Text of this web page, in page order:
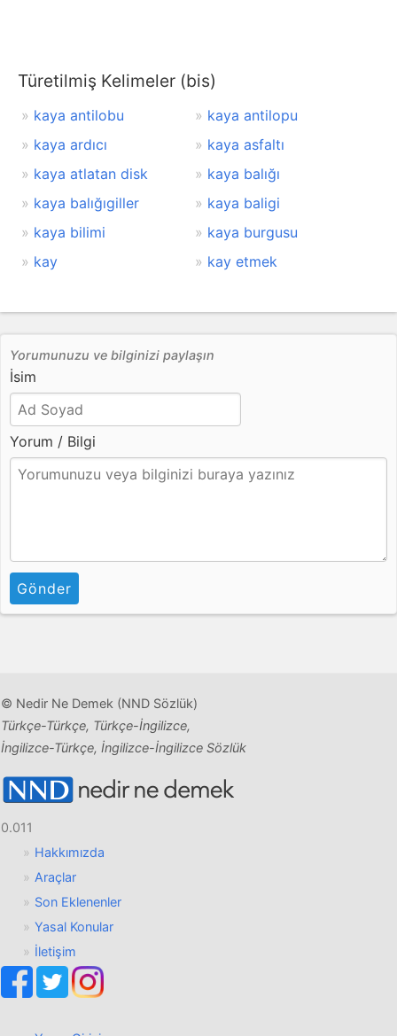
Türetilmiş Kelimeler (bis)
kaya antilobu
kaya antilopu
kaya ardıcı
kaya asfaltı
kaya atlatan disk
kaya balığı
kaya balığıgiller
kaya baligi
kaya bilimi
kaya burgusu
kay
kay etmek
Yorumunuzu ve bilginizi paylaşın
İsim
Yorum / Bilgi
Gönder
© Nedir Ne Demek (NND Sözlük)
Türkçe-Türkçe, Türkçe-İngilizce,
İngilizce-Türkçe, İngilizce-İngilizce Sözlük
0.011
Hakkımızda
Araçlar
Son Eklenenler
Yasal Konular
İletişim